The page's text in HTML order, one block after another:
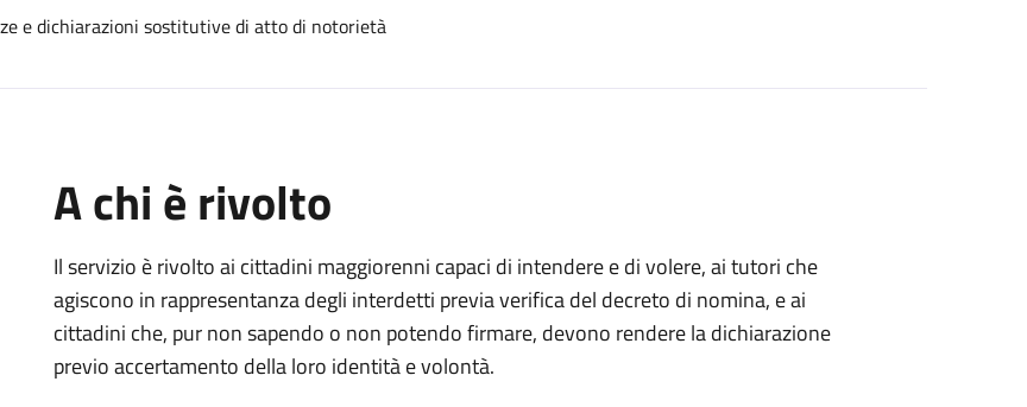
e dichiarazioni sostitutive di atto di notorietà
A chi è rivolto
Il servizio è rivolto ai cittadini maggiorenni capaci di intendere e di volere, ai tutori che
agiscono in rappresentanza degli interdetti previa verifica del decreto di nomina, e ai
cittadini che, pur non sapendo o non potendo firmare, devono rendere la dichiarazione
previo accertamento della loro identità e volontà.